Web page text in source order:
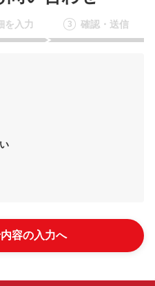
を入力 3 確認・送信
容の入力へ